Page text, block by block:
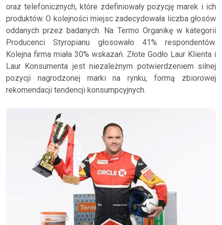
oraz telefonicznych, które zdefiniowały pozycję marek i ich
produktów. O kolejności miejsc zadecydowała liczba głosów
oddanych przez badanych. Na Termo Organikę w kategorii
Producenci Styropianu głosowało 41% respondentów.
Kolejna firma miała 30% wskazań. Złote Godło Laur Klienta i
Laur Konsumenta jest niezależnym potwierdzeniem silnej
pozycji nagrodzonej marki na rynku, formą zbiorowej
rekomendacji tendencji konsumpcyjnych.